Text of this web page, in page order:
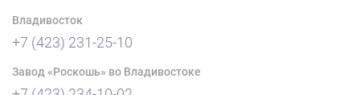
Владивосток
+7 (423) 231-25-10
Завод «Роскошь» во Владивостоке